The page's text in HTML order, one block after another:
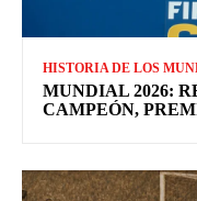
HISTORIA DE LOS
MUNDIAL 2026:
CAMPEÓN,